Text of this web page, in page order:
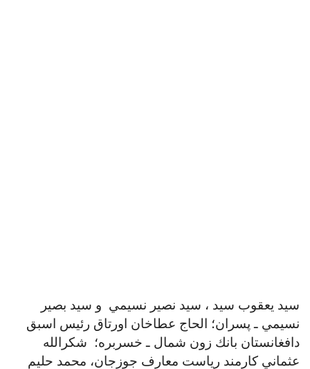
سيد يعقوب سيد ، سيد نصير نسيمي و سيد بصير
نسيمي ـ پسران؛ الحاج عطاخان اورتاق رئيس اسبق
دافغانستان بانك زون شمال ـ خسربره؛ شكرالله
عثماني كارمند رياست معارف جوزجان، محمد حليم